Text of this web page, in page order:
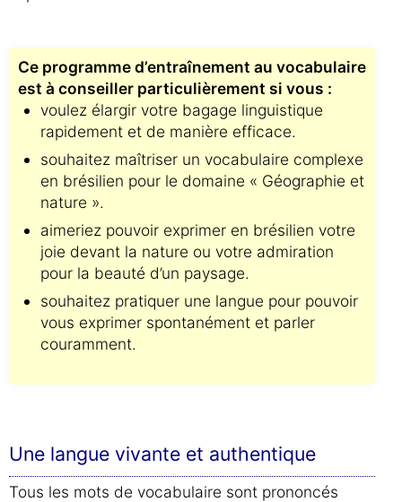
Ce programme d’entraînement au vocabulaire
est à conseiller particulièrement si vous :
voulez élargir votre bagage linguistique
rapidement et de manière efficace.
souhaitez maîtriser un vocabulaire complexe
en brésilien pour le domaine « Géographie et
nature ».
aimeriez pouvoir exprimer en brésilien votre
joie devant la nature ou votre admiration
pour la beauté d’un paysage.
souhaitez pratiquer une langue pour pouvoir
vous exprimer spontanément et parler
couramment.
Une langue vivante et authentique
Tous les mots de vocabulaire sont prononcés